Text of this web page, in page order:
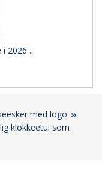
2026 ..
med logo
klokkeetui som